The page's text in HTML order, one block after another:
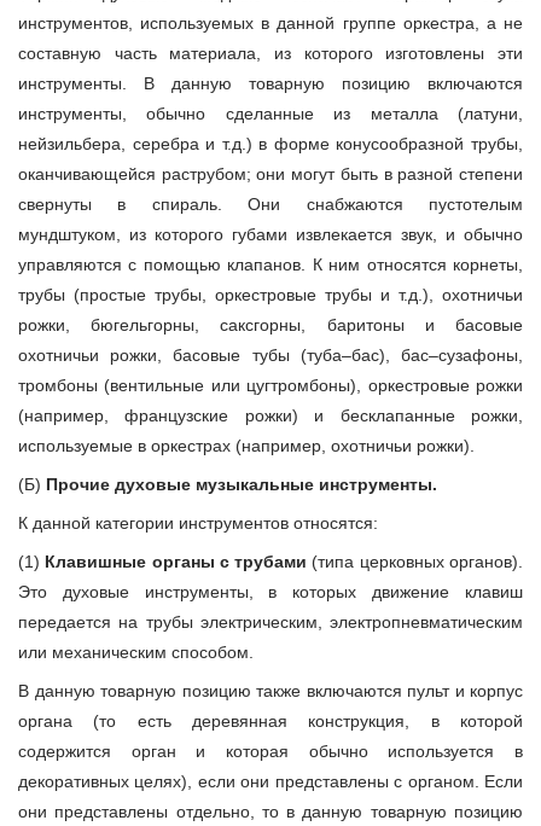
инструментов, используемых в данной группе оркестра, а не
составную часть материала, из которого изготовлены эти
инструменты. В данную товарную позицию включаются
инструменты, обычно сделанные из металла (латуни,
нейзильбера, серебра и т.д.) в форме конусообразной трубы,
оканчивающейся раструбом; они могут быть в разной степени
свернуты в спираль. Они снабжаются пустотелым
мундштуком, из которого губами извлекается звук, и обычно
управляются с помощью клапанов. К ним относятся корнеты,
трубы (простые трубы, оркестровые трубы и т.д.), охотничьи
рожки, бюгельгорны, саксгорны, баритоны и басовые
охотничьи рожки, басовые тубы (туба–бас), бас–сузафоны,
тромбоны (вентильные или цугтромбоны), оркестровые рожки
(например, французские рожки) и бесклапанные рожки,
используемые в оркестрах (например, охотничьи рожки).
(Б) Прочие духовые музыкальные инструменты.
К данной категории инструментов относятся:
(1) Клавишные органы с трубами (типа церковных органов).
Это духовые инструменты, в которых движение клавиш
передается на трубы электрическим, электропневматическим
или механическим способом.
В данную товарную позицию также включаются пульт и корпус
органа (то есть деревянная конструкция, в которой
содержится орган и которая обычно используется в
декоративных целях), если они представлены с органом. Если
они представлены отдельно, то в данную товарную позицию